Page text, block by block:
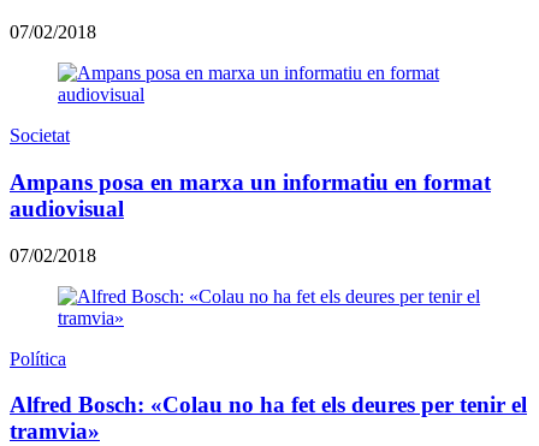
07/02/2018
Societat
Ampans posa en marxa un informatiu en format
audiovisual
07/02/2018
Política
Alfred Bosch: «Colau no ha fet els deures per tenir el
tramvia»